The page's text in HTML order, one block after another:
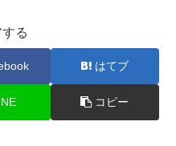
る
はてブ
コピー